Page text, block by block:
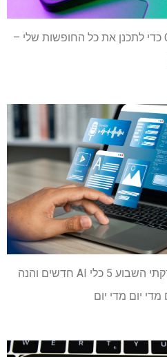
אני משתמש ב- ChatGpt כדי לתכנן את כל החופשות שלי –
תשכח מ- Chatgpt – בדקתי השבוע 5 כלי AI חדשים והנה
יום מדי יום